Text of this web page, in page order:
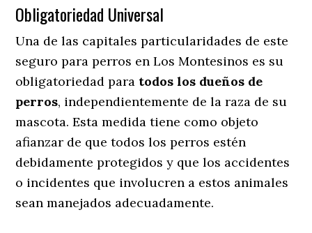
Obligatoriedad Universal
Una de las capitales particularidades de este
seguro para perros en Los Montesinos es su
obligatoriedad para todos los dueños de
perros, independientemente de la raza de su
mascota. Esta medida tiene como objeto
afianzar de que todos los perros estén
debidamente protegidos y que los accidentes
o incidentes que involucren a estos animales
sean manejados adecuadamente.